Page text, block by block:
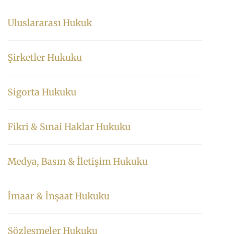
Uluslararası Hukuk
Şirketler Hukuku
Sigorta Hukuku
Fikri & Sınai Haklar Hukuku
Medya, Basın & İletişim Hukuku
İmaar & İnşaat Hukuku
Sözleşmeler Hukuku